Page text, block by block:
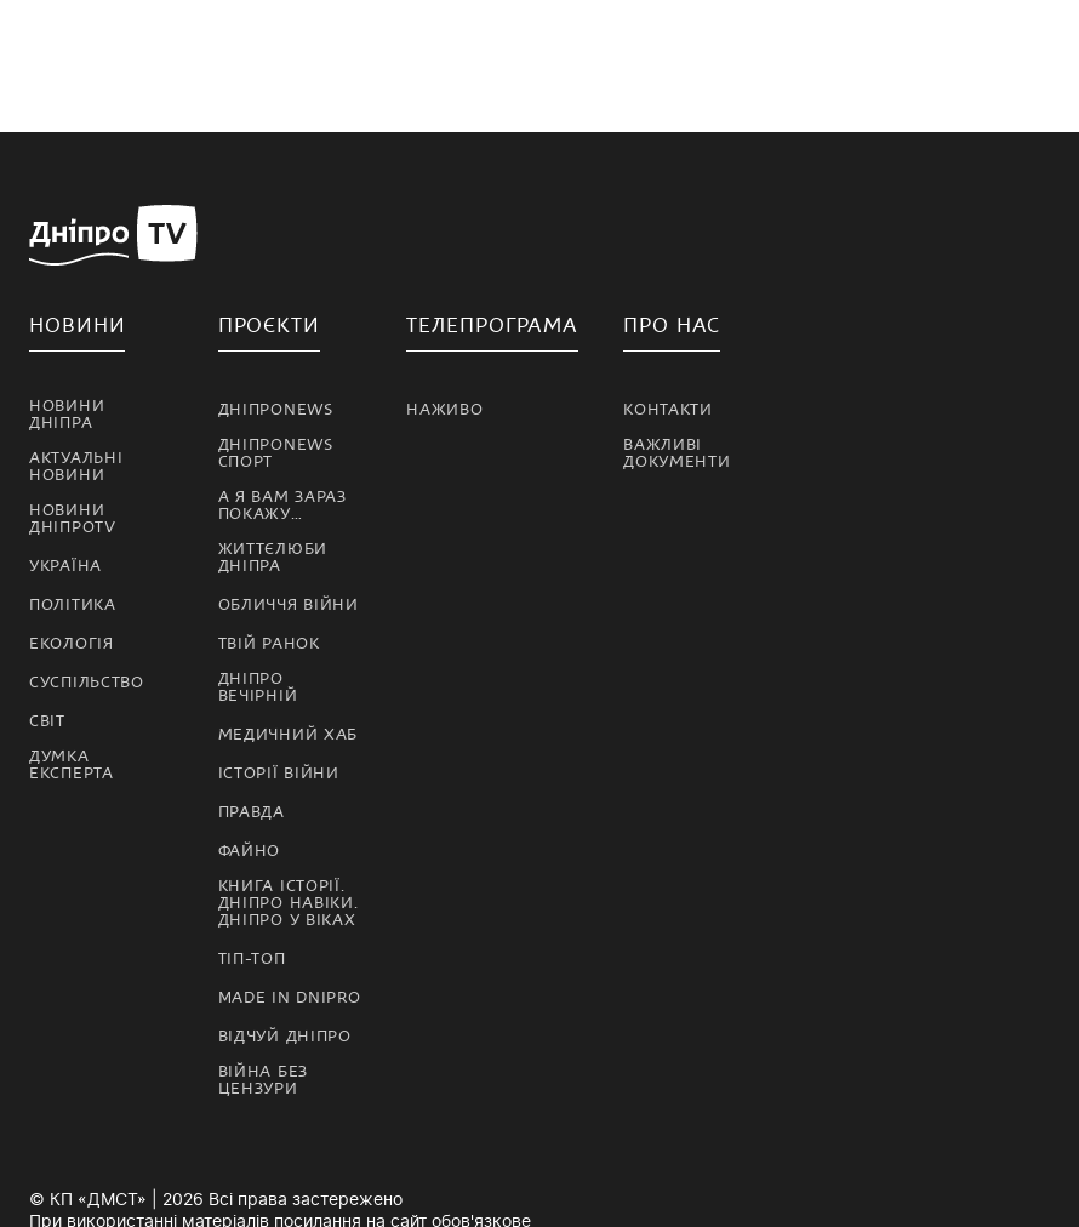
НОВИНИ
НОВИНИ
ДНІПРА
АКТУАЛЬНІ
НОВИНИ
НОВИНИ
ДНІПРОTV
УКРАЇНА
ПОЛІТИКА
ЕКОЛОГІЯ
СУСПІЛЬСТВО
СВІТ
ДУМКА
ЕКСПЕРТА
ПРОЄКТИ
ДНІПРОNEWS
ДНІПРОNEWS
СПОРТ
А Я ВАМ ЗАРАЗ
ПОКАЖУ…
ЖИТТЄЛЮБИ
ДНІПРА
ОБЛИЧЧЯ ВІЙНИ
ТВІЙ РАНОК
ДНІПРО
ВЕЧІРНІЙ
МЕДИЧНИЙ ХАБ
ІСТОРІЇ ВІЙНИ
ПРАВДА
ФАЙНО
КНИГА ІСТОРІЇ.
ДНІПРО НАВІКИ.
ДНІПРО У ВІКАХ
ТІП-ТОП
MADE IN DNIPRO
ВІДЧУЙ ДНІПРО
ВІЙНА БЕЗ
ЦЕНЗУРИ
ТЕЛЕПРОГРАМА
НАЖИВО
ПРО НАС
КОНТАКТИ
ВАЖЛИВІ
ДОКУМЕНТИ
© КП «ДМСТ» | 2026 Всі права застережено
При використанні матеріалів посилання на сайт обов'язкове